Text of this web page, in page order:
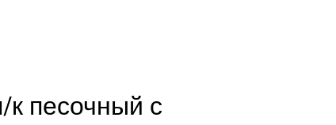
к песочный с